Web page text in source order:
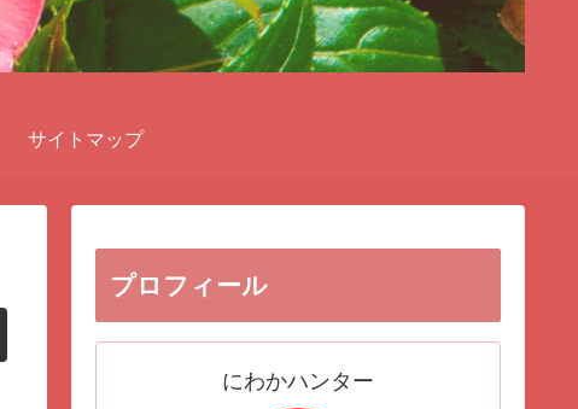
サイトマップ
プロフィール
にわかハンター